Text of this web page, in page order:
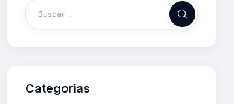
Categorias